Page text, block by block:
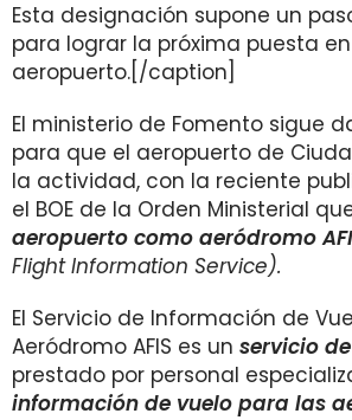
Esta designación supone un
para lograr la próxima puesta
aeropuerto.[/caption]
El ministerio de Fomento sigue
para que el aeropuerto de
la actividad, con la reciente
el BOE de la Orden Ministerial
aeropuerto como aeródromo
Flight Information Service).
El Servicio de Información de
Aeródromo AFIS es un servicio
prestado por personal
información de vuelo para las